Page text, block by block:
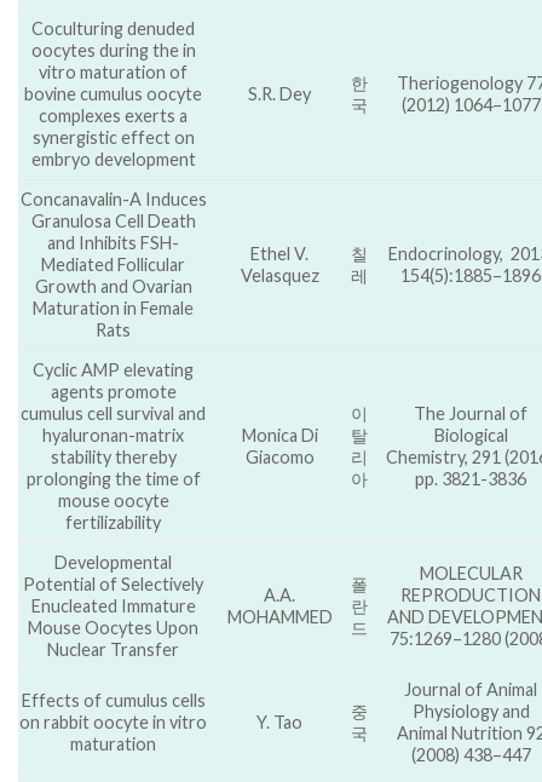
Coculturing denuded
oocytes during the in
vitro maturation of
bovine cumulus oocyte
complexes exerts a
synergistic effect on
embryo development
S.R. Dey
한
국
Theriogenology
(2012) 1064–1077
Concanavalin-A Induces
Granulosa Cell Death
and Inhibits FSH-
Mediated Follicular
Growth and Ovarian
Maturation in Female
Rats
Ethel V.
Velasquez
칠
레
Endocrinology,
154(5):1885–1896
Cyclic AMP elevating
agents promote
cumulus cell survival and
hyaluronan-matrix
stability thereby
prolonging the time of
mouse oocyte
fertilizability
Monica Di
Giacomo
이
탈
리
아
The Journal of
Biological
Chemistry, 291
pp. 3821-3836
Developmental
Potential of Selectively
Enucleated Immature
Mouse Oocytes Upon
Nuclear Transfer
A.A.
MOHAMMED
폴
란
드
MOLECULAR
REPRODUCTION
AND
75:1269–1280
Effects of cumulus cells
on rabbit oocyte in vitro
maturation
Y. Tao
중
국
Journal of Animal
Physiology and
Animal Nutrition
(2008) 438–447